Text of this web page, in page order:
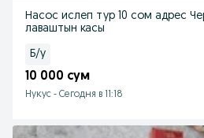
Насос ислеп тур 10 сом адрес
лаваштын касы
Б/у
10 000 сум
Нукус - Сегодня в 11:18